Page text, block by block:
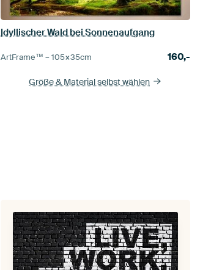
Idyllischer Wald bei Sonnenaufgang
ArtFrame™ –105×35cm 160,-
Größe & Material selbst wählen